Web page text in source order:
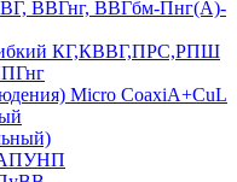
ВВГнг, ВВГбм-Пнг(А)-
КГ,КВВГ,ПРС,РПШ
Micro CoaxiA+CuL
АПУНП